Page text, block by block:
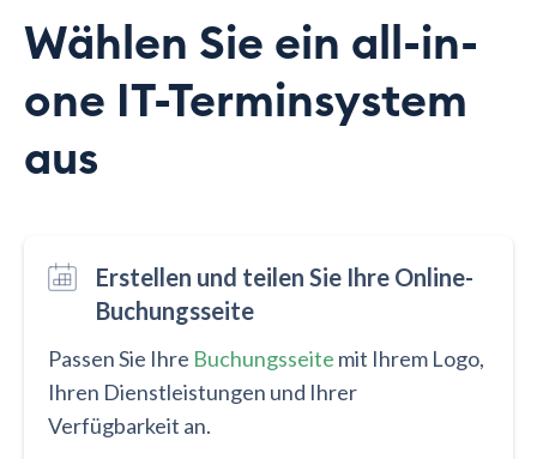
Wählen Sie ein all-in-
one IT-Terminsystem
aus
Erstellen und teilen Sie Ihre Online-
Buchungsseite
Passen Sie Ihre Buchungsseite mit Ihrem Logo,
Ihren Dienstleistungen und Ihrer
Verfügbarkeit an.